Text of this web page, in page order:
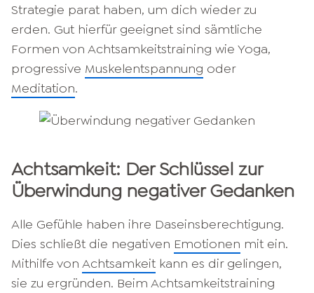
Strategie parat haben, um dich wieder zu
erden. Gut hierfür geeignet sind sämtliche
Formen von Achtsamkeitstraining wie Yoga,
progressive Muskelentspannung oder
Meditation.
Achtsamkeit: Der Schlüssel zur
Überwindung negativer Gedanken
Alle Gefühle haben ihre Daseinsberechtigung.
Dies schließt die negativen Emotionen mit ein.
Mithilfe von Achtsamkeit kann es dir gelingen,
sie zu ergründen. Beim Achtsamkeitstraining